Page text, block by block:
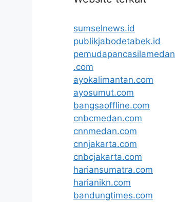
sumselnews.id
publikjabodetabek.id
pemudapancasilamedan
.com
ayokalimantan.com
ayosumut.com
bangsaoffline.com
cnbcmedan.com
cnnmedan.com
cnnjakarta.com
cnbcjakarta.com
hariansumatra.com
harianikn.com
bandungtimes.com